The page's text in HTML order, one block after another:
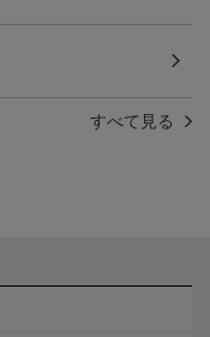
すべて見る